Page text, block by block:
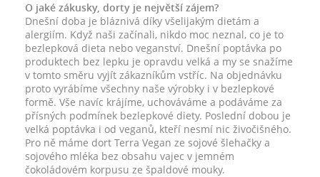
O jaké zákusky, dorty je největší zájem?
Dnešní doba je bláznivá díky všelijakým dietám a
alergiím. Když naši začínali, nikdo moc neznal, co je to
bezlepková dieta nebo veganství. Dnešní poptávka po
produktech bez lepku je opravdu velká a my se snažíme
v tomto směru vyjít zákazníkům vstříc. Na objednávku
proto vyrábíme všechny naše výrobky i v bezlepkové
formě. Vše navíc krájíme, uchováváme a podáváme za
přísných podmínek bezlepkové diety. Poslední dobou je
velká poptávka i od veganů, kteří nesmí nic živočišného.
Pro ně máme dort Terra Vegan ze sojové šlehačky a
sojového mléka bez obsahu vajec v jemném
čokoládovém korpusu ze špaldové mouky.